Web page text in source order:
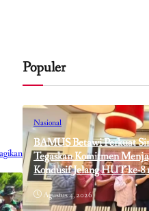
Populer
Nasional
BAMUS Betawi Perkuat
Tegaskan Komitmen
Kondusif Jelang HUT ke-
Agustus 4, 2026